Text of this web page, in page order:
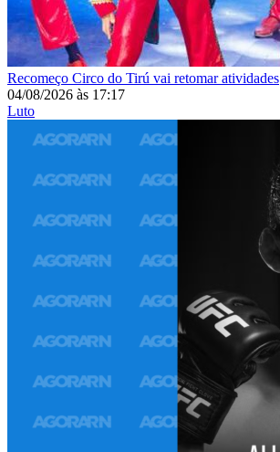
Recomeço Circo do Tirú vai retomar atividades
04/08/2026 às 17:17
Luto